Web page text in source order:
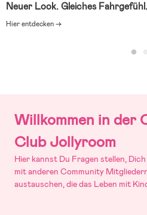
Neuer Look. Gleiches Fahrgefühl.
Hier entdecken →
Willkommen in der
Club Jollyroom
Hier kannst Du Fragen stellen,
mit anderen Community
austauschen, die das Leben mit